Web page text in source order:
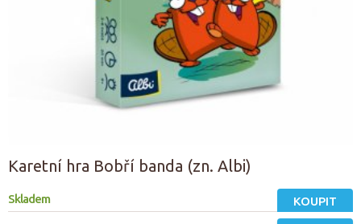
Karetní hra Bobří banda (zn. Albi)
Skladem KOUPIT